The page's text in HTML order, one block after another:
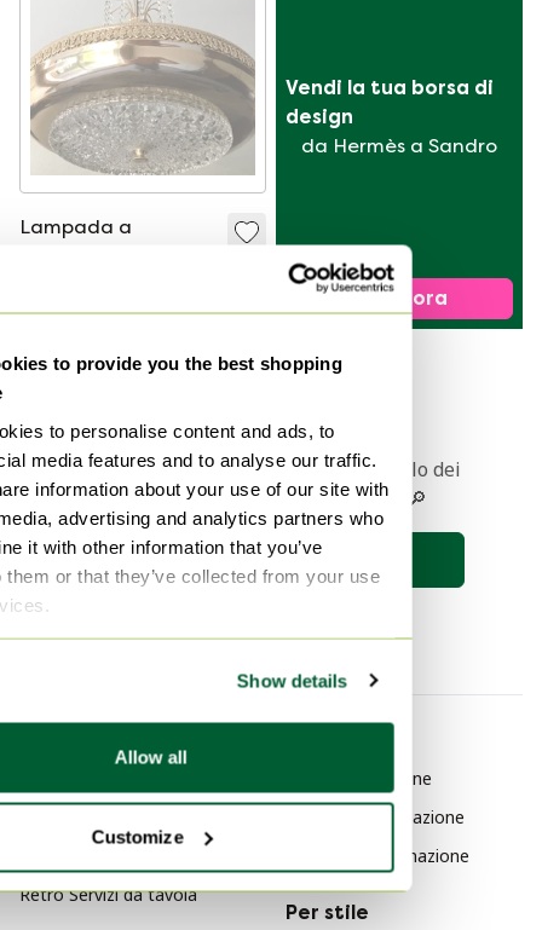
to provide you the best shopping
to personalise content and ads, to
media features and to analyse our traffic.
information about your use of our site with
advertising and analytics partners who
it with other information that you’ve
them or that they’ve collected from your use
Show details
Allow all
Customize
Lampada a
Vendi la tua borsa di
design
da Hermès a Sandro
Vendi ora
Ricevere una notifica quando l'articolo dei
vostri sogni viene messo online 🔎
Salva la ricerca
Retrò Servizi da tavola
Fase Illuminazione
Foscarini Illuminazione
Fagerhult Illuminazione
Per stile